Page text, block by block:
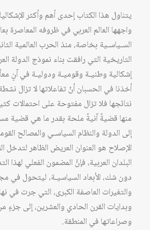
التكامل
العقلاني
يتناول هذا الكتاب إحدى أهم وأكثر
واجهها العالم العربي‏ في ظروفه المعاصرة
السـياسـية بخاصة، منذ الحرب العالمية
التاريخية التي رافقت بناء نموذج الدولة
إشكالية وطنيـة وقوميـة ودوليـة في آنٍ
أخذنا في الحسبان أنّ تفاعلاتها لا تزال
نتائجها فلا تزال مفتوحة على احتمالات
منها قضيةً آنيةً ملحة بقدر ما هي قضية
إلى الدولة والنظام السياسـي‏ والمصالح
الإصلاح هو العنوان العريض الظاهر لتدخل
البلدان العربية، فإنَّ المضمون الفعلي لهذا
دون شك، الأبعاد السياسيـة، ليتحول في
والتغيرات العاصفة الكبرى، التي جرت في
وبدايات القرن الحادي والعشرين، إلى جزءٍ
وصراعاتها في المنطقة.